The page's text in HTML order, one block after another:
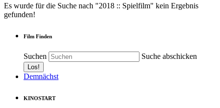
Es wurde für die Suche nach "2018 :: Spielfilm" kein Ergebnis
gefunden!
Film Finden
Suchen Suche abschicken
Demnächst
KINOSTART